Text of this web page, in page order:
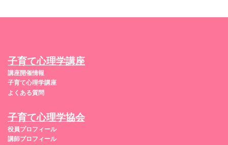
子育て心理学講座
講座開催情報
子育て心理学講座
よくある質問
子育て心理学協会
役員プロフィール
講師プロフィール